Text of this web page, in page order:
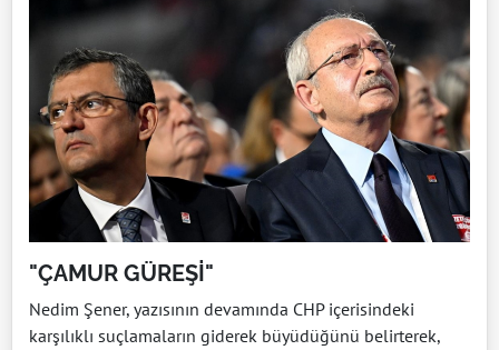
"ÇAMUR GÜREŞİ"
Nedim Şener, yazısının devamında CHP içerisindeki
karşılıklı suçlamaların giderek büyüdüğünü belirterek,